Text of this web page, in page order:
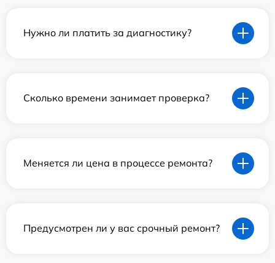
Нужно ли платить за диагностику?
Сколько времени занимает проверка?
Меняется ли цена в процессе ремонта?
Предусмотрен ли у вас срочный ремонт?